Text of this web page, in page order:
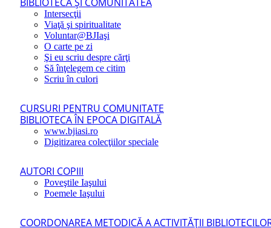
Intersecţii
Viaţă şi spiritualitate
Voluntar@BJIaşi
O carte pe zi
Şi eu scriu despre cărţi
Să înţelegem ce citim
Scriu în culori
CURSURI PENTRU COMUNITATE
BIBLIOTECA ÎN EPOCA DIGITALĂ
www.bjiasi.ro
Digitizarea colecţiilor speciale
AUTORI COPIII
Poveştile Iaşului
Poemele Iaşului
COORDONAREA METODICĂ A ACTIVITĂŢII